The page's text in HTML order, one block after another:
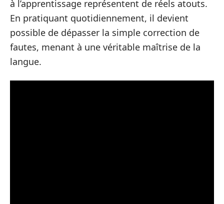
à l’apprentissage représentent de réels atouts.
En pratiquant quotidiennement, il devient
possible de dépasser la simple correction de
fautes, menant à une véritable maîtrise de la
langue.